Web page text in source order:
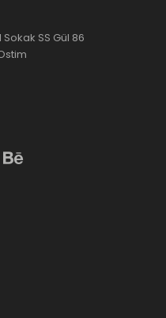
Sokak SS Gül 86